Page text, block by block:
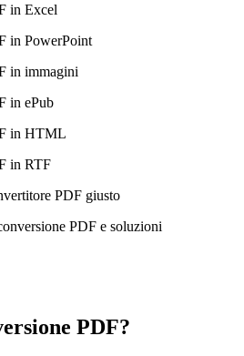
in Excel
in PowerPoint
in immagini
in ePub
in HTML
in RTF
PDF giusto
PDF e soluzioni
PDF?